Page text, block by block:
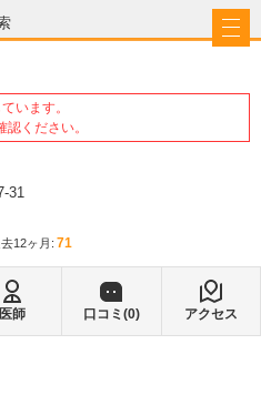
います。
ください。
31
12ヶ月: 71
医師 口コミ(0) アクセス